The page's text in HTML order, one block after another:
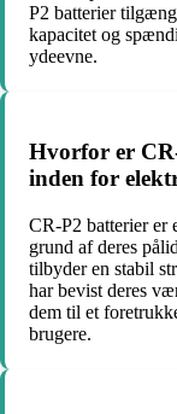
P2 batterier
kapacitet og
ydeevne.
Hvorfor er
inden for
CR-P2 batterier er
grund af deres
tilbyder en stabil
har bevist deres
dem til et
brugere.